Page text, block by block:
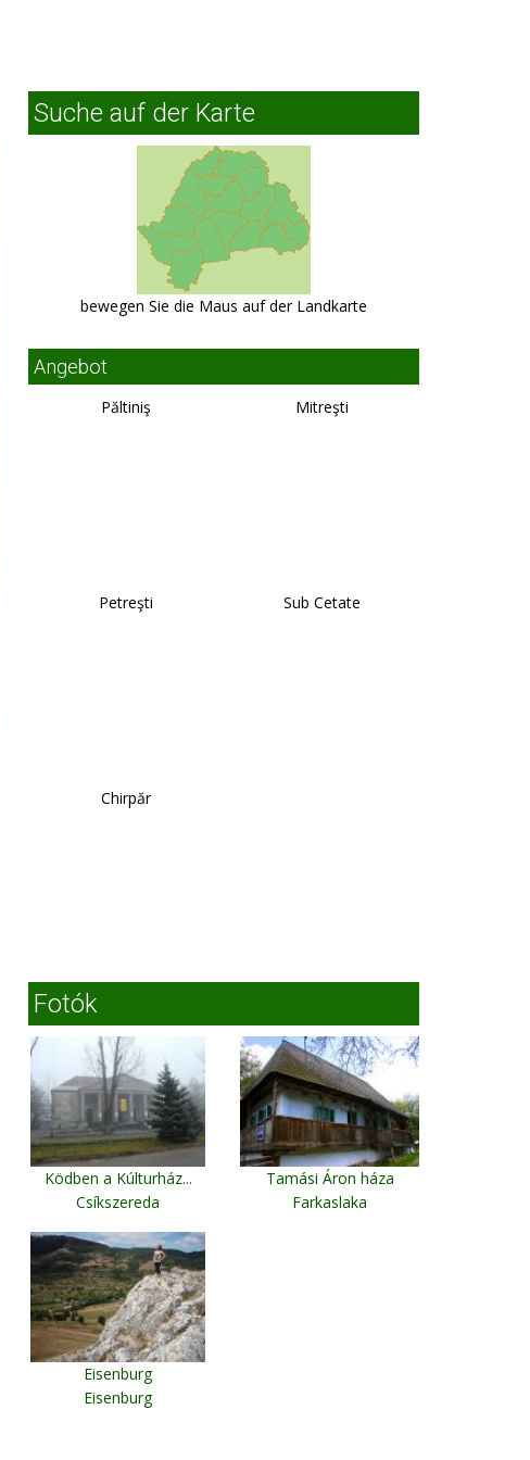
Suche auf der Karte
bewegen Sie die Maus auf der Landkarte
Angebot
Păltiniş Mitreşti
Petreşti Sub Cetate
Chirpăr
Fotók
Ködben a Kúlturház...
Csíkszereda
Tamási Áron háza
Farkaslaka
Eisenburg
Eisenburg